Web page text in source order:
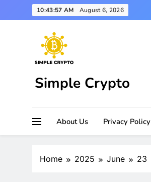
to
10:43:58 AM August 6, 2026
Simple Crypto
About Us Privacy Policy
Home 2025 June 23